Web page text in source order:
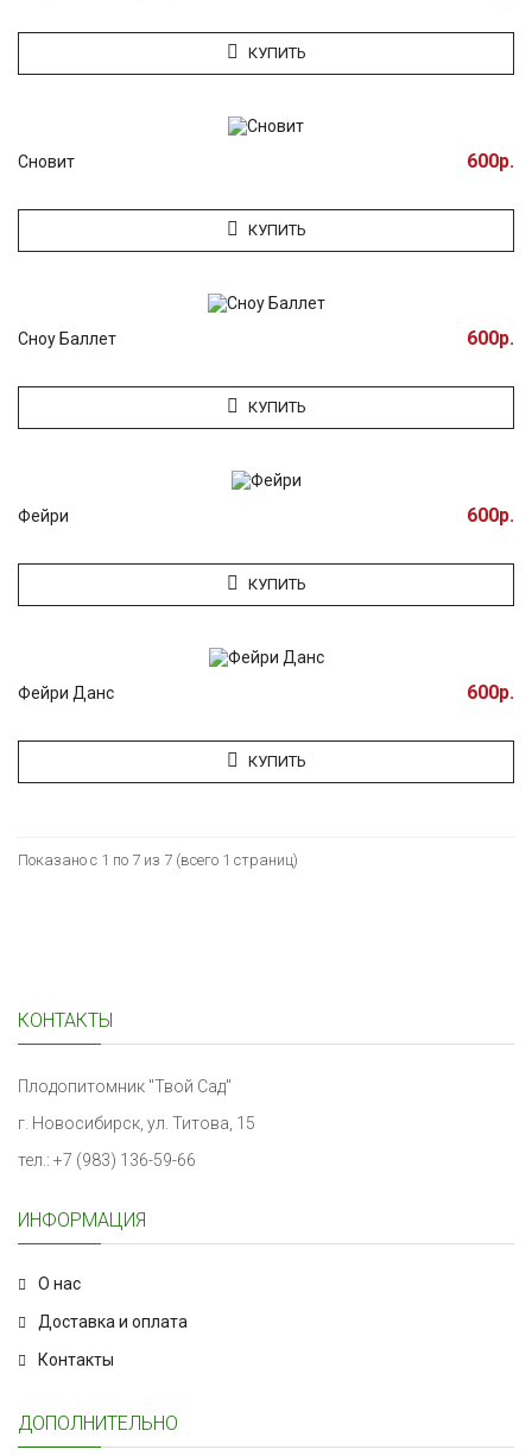
КУПИТЬ
Сновит 600р.
КУПИТЬ
Сноу Баллет 600р.
КУПИТЬ
Фейри 600р.
КУПИТЬ
Фейри Данс 600р.
КУПИТЬ
Показано с 1 по 7 из 7 (всего 1 страниц)
КОНТАКТЫ
Плодопитомник "Твой Сад"
г. Новосибирск, ул. Титова, 15
тел.: +7 (983) 136-59-66
ИНФОРМАЦИЯ
О нас
Доставка и оплата
Контакты
ДОПОЛНИТЕЛЬНО